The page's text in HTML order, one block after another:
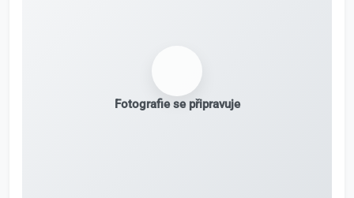
Fotografie se připravuje